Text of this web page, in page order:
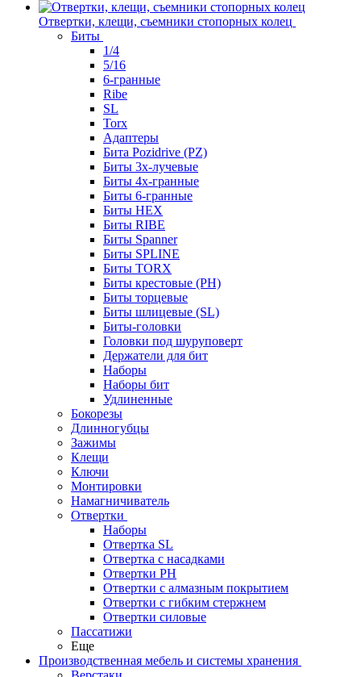
Отвертки, клещи, съемники стопорных колец
Биты
1/4
5/16
6-гранные
Ribe
SL
Torx
Адаптеры
Бита Pozidrive (PZ)
Биты 3х-лучевые
Биты 4х-гранные
Биты 6-гранные
Биты HEX
Биты RIBE
Биты Spanner
Биты SPLINE
Биты TORX
Биты крестовые (PH)
Биты торцевые
Биты шлицевые (SL)
Биты-головки
Головки под шуруповерт
Держатели для бит
Наборы
Наборы бит
Удлиненные
Бокорезы
Длинногубцы
Зажимы
Клещи
Ключи
Монтировки
Намагничиватель
Отвертки
Наборы
Отвертка SL
Отвертка с насадками
Отвертки PH
Отвертки с алмазным покрытием
Отвертки с гибким стержнем
Отвертки силовые
Пассатижи
Еще
Производственная мебель и системы хранения